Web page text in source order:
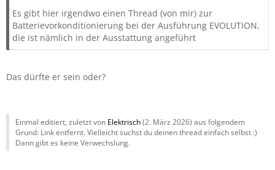
Es gibt hier irgendwo einen Thread (von mir) zur
Batterievorkonditionierung bei der Ausführung EVOLUTION,
die ist nämlich in der Ausstattung angeführt
Das dürfte er sein oder?
Einmal editiert, zuletzt von Elektrisch(2. März 2026) aus folgendem
Grund: Link entfernt. Vielleicht suchst du deinen thread einfach selbst :)
Dann gibt es keine Verwechslung.